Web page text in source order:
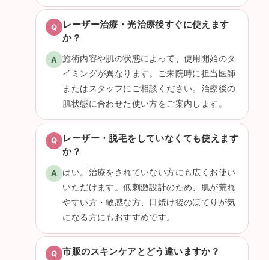
レーザー治療・光治療後すぐに使えます
か？
施術内容や肌の状態によって、使用開始のタ
イミングが異なります。ご来院時に担当医師
またはスタッフにご相談ください。治療後の
肌状態に合わせた使い方をご案内します。
レーザー・脱毛をしていなくても使えます
か？
はい。治療をされていない方にも広くお使い
いただけます。低刺激設計のため、肌が荒れ
やすい方・敏感な方、日焼け後のほてりが気
になる方にもおすすめです。
市販のスキンケアとどう違いますか？